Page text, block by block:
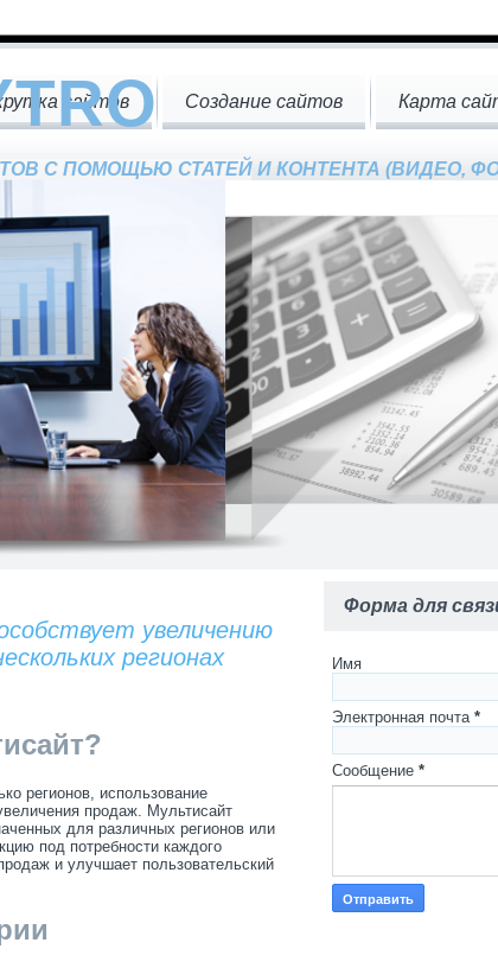
С ПОМОЩЬЮ СТАТЕЙ И КОНТЕНТА (ВИДЕО,
сайтов Создание сайтов Карта
увеличению
регионах
регионов, использование
продаж. Мультисайт
для различных регионов или
под потребности каждого
и улучшает пользовательский
Форма для
Имя
Электронная почта *
Сообщение *